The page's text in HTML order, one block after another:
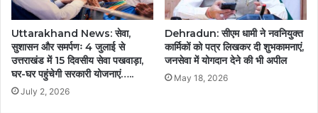
Uttarakhand News: सेवा,
सुशासन और समर्पणः 4 जुलाई से
उत्तराखंड में 15 दिवसीय सेवा पखवाड़ा,
घर-घर पहुंचेगी सरकारी योजनाएं…..
July 2, 2026
Dehradun: सीएम धामी ने नवनियुक्त
कार्मिकों को पत्र लिखकर दी शुभकामनाएं,
जनसेवा में योगदान देने की भी अपील
May 18, 2026